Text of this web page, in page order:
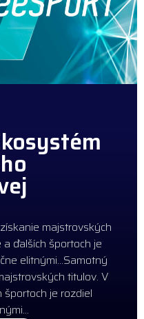
majstrovských
ďalších športoch je
elitnými…Samotný
titulov. V
športoch je rozdiel